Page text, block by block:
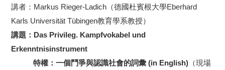
講者：Markus Rieger-Ladich（德國杜賓根大學Eberhard
Karls Universität Tübingen教育學系教授）
講題：Das Privileg. Kampfvokabel und
Erkenntnisinstrument
特權：一個鬥爭與認識社會的詞彙 (in English) （現場